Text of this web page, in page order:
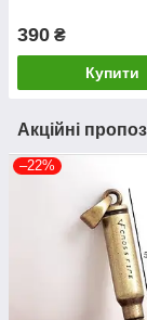
390 ₴
Купити
Акційні
–22%